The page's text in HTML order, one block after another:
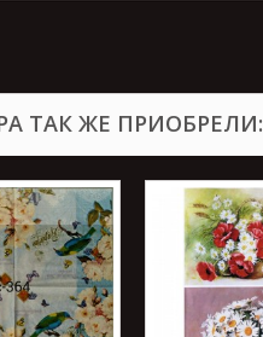
ТАК ЖЕ ПРИОБРЕЛИ: